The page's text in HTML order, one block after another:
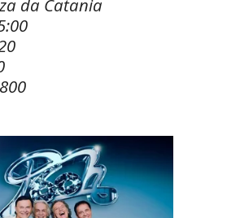
da Catania